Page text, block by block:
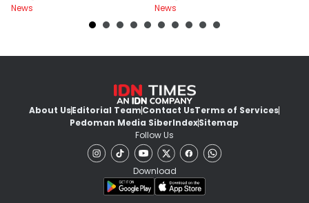
News
News
About UsEditorial TeamContact UsTerms of Services
Pedoman Media SiberIndexSitemap
Follow Us
Download